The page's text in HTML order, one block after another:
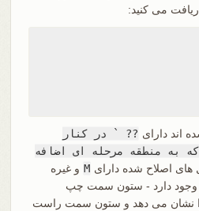
می کنید:
اند دارای ?? ` در کنار
به منطقه مرحله ای اضافه
های اصلاح شده دارای M و غیره
وجود دارد - ستون سمت چپ
نشان می دهد و ستون سمت راست